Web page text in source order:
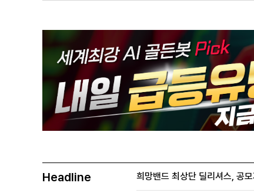
Headline 희망밴드 최상단 딜리셔스, 공